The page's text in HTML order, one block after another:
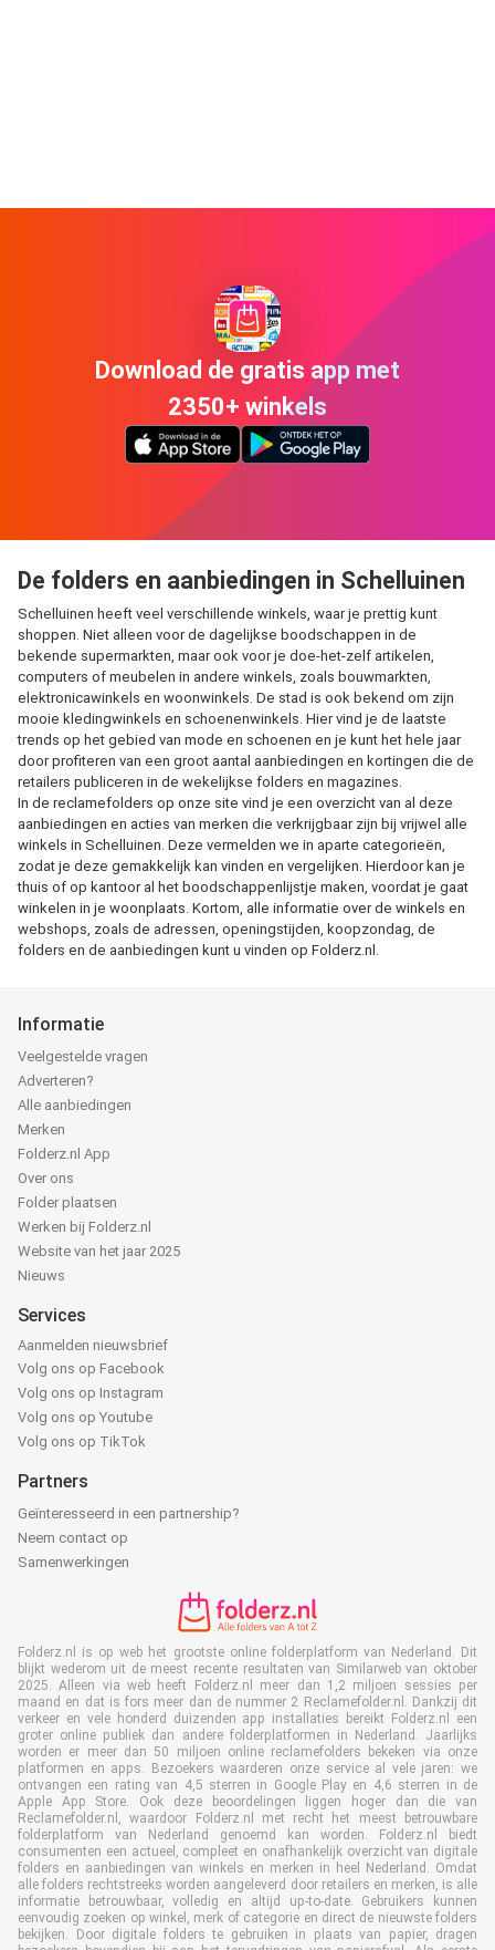
Download de gratis app met
2350+ winkels
De folders en aanbiedingen in Schelluinen
Schelluinen heeft veel verschillende winkels, waar je prettig kunt
shoppen. Niet alleen voor de dagelijkse boodschappen in de
bekende supermarkten, maar ook voor je doe-het-zelf artikelen,
computers of meubelen in andere winkels, zoals bouwmarkten,
elektronicawinkels en woonwinkels. De stad is ook bekend om zijn
mooie kledingwinkels en schoenenwinkels. Hier vind je de laatste
trends op het gebied van mode en schoenen en je kunt het hele jaar
door profiteren van een groot aantal aanbiedingen en kortingen die de
retailers publiceren in de wekelijkse folders en magazines.
In de reclamefolders op onze site vind je een overzicht van al deze
aanbiedingen en acties van merken die verkrijgbaar zijn bij vrijwel alle
winkels in Schelluinen. Deze vermelden we in aparte categorieën,
zodat je deze gemakkelijk kan vinden en vergelijken. Hierdoor kan je
thuis of op kantoor al het boodschappenlijstje maken, voordat je gaat
winkelen in je woonplaats. Kortom, alle informatie over de winkels en
webshops, zoals de adressen, openingstijden, koopzondag, de
folders en de aanbiedingen kunt u vinden op Folderz.nl.
Informatie
Veelgestelde vragen
Adverteren?
Alle aanbiedingen
Merken
Folderz.nl App
Over ons
Folder plaatsen
Werken bij Folderz.nl
Website van het jaar 2025
Nieuws
Services
Aanmelden nieuwsbrief
Volg ons op Facebook
Volg ons op Instagram
Volg ons op Youtube
Volg ons op TikTok
Partners
Geïnteresseerd in een partnership?
Neem contact op
Samenwerkingen
Folderz.nl is op web het grootste online folderplatform van Nederland. Dit
blijkt wederom uit de meest recente resultaten van Similarweb van oktober
2025. Alleen via web heeft Folderz.nl meer dan 1,2 miljoen sessies per
maand en dat is fors meer dan de nummer 2 Reclamefolder.nl. Dankzij dit
verkeer en vele honderd duizenden app installaties bereikt Folderz.nl een
groter online publiek dan andere folderplatformen in Nederland. Jaarlijks
worden er meer dan 50 miljoen online reclamefolders bekeken via onze
platformen en apps. Bezoekers waarderen onze service al vele jaren: we
ontvangen een rating van 4,5 sterren in Google Play en 4,6 sterren in de
Apple App Store. Ook deze beoordelingen liggen hoger dan die van
Reclamefolder.nl, waardoor Folderz.nl met recht het meest betrouwbare
folderplatform van Nederland genoemd kan worden. Folderz.nl biedt
consumenten een actueel, compleet en onafhankelijk overzicht van digitale
folders en aanbiedingen van winkels en merken in heel Nederland. Omdat
alle folders rechtstreeks worden aangeleverd door retailers en merken, is alle
informatie betrouwbaar, volledig en altijd up-to-date. Gebruikers kunnen
eenvoudig zoeken op winkel, merk of categorie en direct de nieuwste folders
bekijken. Door digitale folders te gebruiken in plaats van papier, dragen